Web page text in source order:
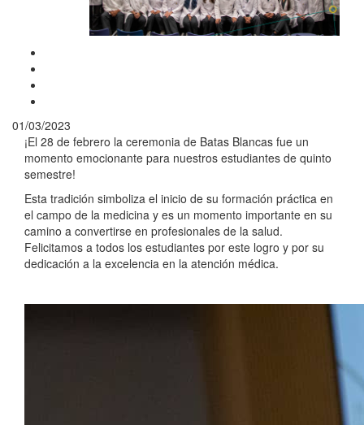
01/03/2023
¡El 28 de febrero la ceremonia de Batas Blancas fue un
momento emocionante para nuestros estudiantes de quinto
semestre!
Esta tradición simboliza el inicio de su formación práctica en
el campo de la medicina y es un momento importante en su
camino a convertirse en profesionales de la salud.
Felicitamos a todos los estudiantes por este logro y por su
dedicación a la excelencia en la atención médica.